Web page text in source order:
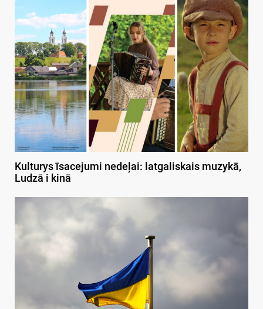
Kulturys īsacejumi nedeļai: latgaliskais muzykā,
Ludzā i kinā